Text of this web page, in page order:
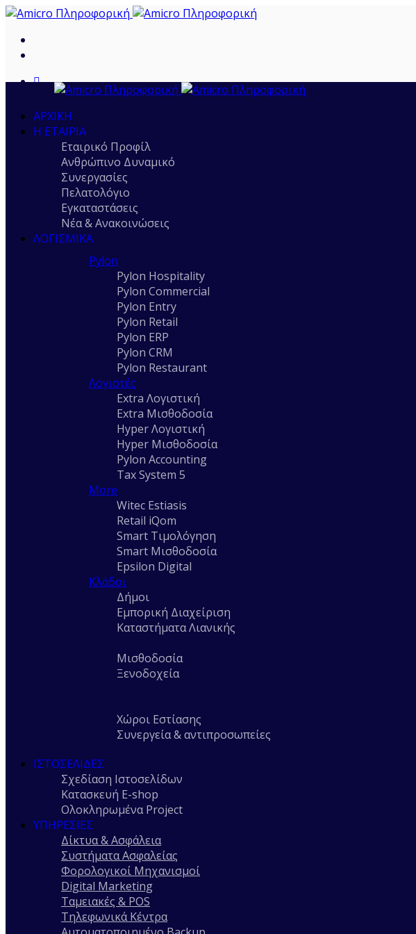
ΑΡΧΙΚΉ
Η ΕΤΑΙΡΊΑ
Εταιρικό Προφίλ
Ανθρώπινο Δυναμικό
Συνεργασίες
Πελατολόγιο
Εγκαταστάσεις
Νέα & Ανακοινώσεις
ΛΟΓΙΣΜΙΚΆ
Pylon
Pylon Hospitality
Pylon Commercial
Pylon Entry
Pylon Retail
Pylon ERP
Pylon CRM
Pylon Restaurant
Λογιστές
Extra Λογιστική
Extra Μισθοδοσία
Hyper Λογιστική
Hyper Μισθοδοσία
Pylon Accounting
Tax System 5
More
Witec Estiasis
Retail iQom
Smart Τιμολόγηση
Smart Μισθοδοσία
Epsilon Digital
Κλάδοι
Δήμοι
Εμπορική Διαχείριση
Καταστήματα Λιανικής
Μισθοδοσία
Ξενοδοχεία
Χώροι Εστίασης
Συνεργεία & αντιπροσωπείες
ΙΣΤΟΣΕΛΊΔΕΣ
Σχεδίαση Ιστοσελίδων
Κατασκευή E-shop
Ολοκληρωμένα Project
ΥΠΗΡΕΣΊΕΣ
Δίκτυα & Ασφάλεια
Συστήματα Ασφαλείας
Φορολογικοί Μηχανισμοί
Digital Marketing
Ταμειακές & POS
Τηλεφωνικά Κέντρα